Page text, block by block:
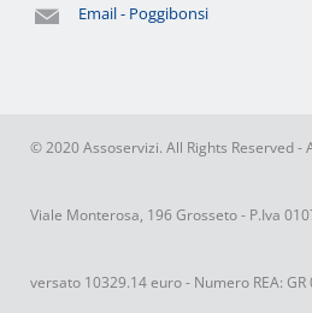
Email - Poggibonsi
© 2020 Assoservizi. All Rights Reserved -
Viale Monterosa, 196 Grosseto - P.Iva
versato 10329.14 euro - Numero REA: